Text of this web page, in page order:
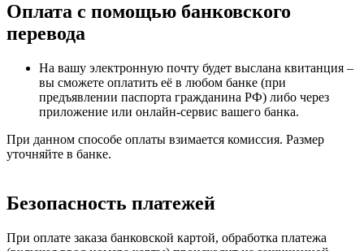
Оплата с помощью банковского
перевода
На вашу электронную почту будет выслана квитанция –
вы сможете оплатить её в любом банке (при
предъявлении паспорта гражданина РФ) либо через
приложение или онлайн-сервис вашего банка.
При данном способе оплаты взимается комиссия. Размер
уточняйте в банке.
Безопасность платежей
При оплате заказа банковской картой, обработка платежа